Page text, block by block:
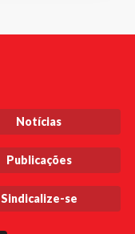
Notícias
Publicações
Sindicalize-se